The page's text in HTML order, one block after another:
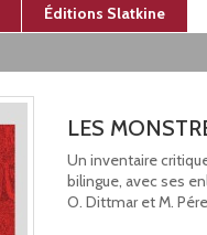
Éditions Slatkine
LES
Un inventaire
bilingue, avec ses
O. Dittmar et M.